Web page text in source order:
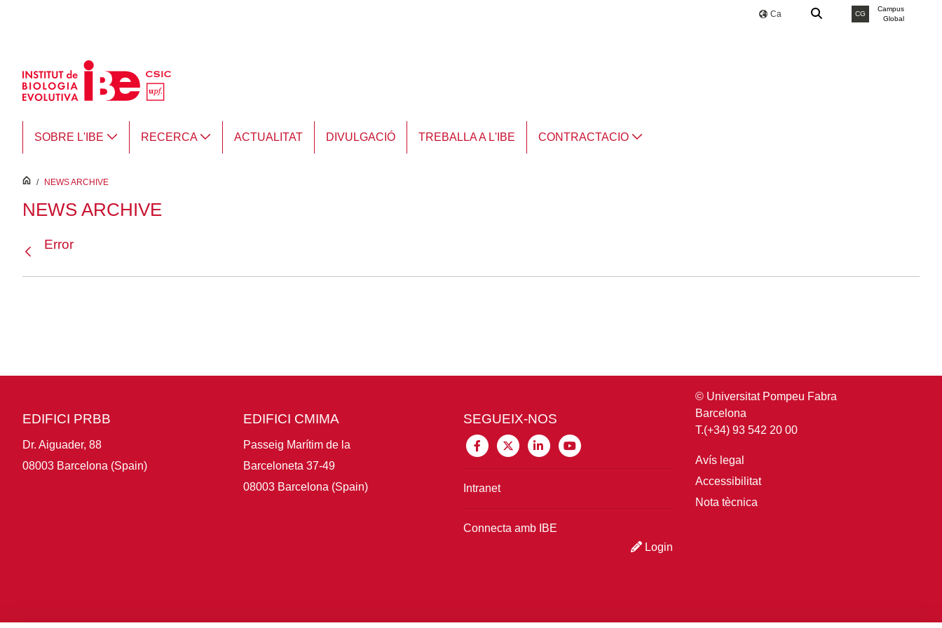
Ca CG
Campus
Global
SOBRE L'IBE RECERCA ACTUALITAT DIVULGACIÓ TREBALLA A L'IBE CONTRACTACIO
inici
/ NEWS ARCHIVE
NEWS ARCHIVE
Error
EDIFICI PRBB
Dr. Aiguader, 88
08003 Barcelona (Spain)
EDIFICI CMIMA
Passeig Marítim de la
Barceloneta 37-49
08003 Barcelona (Spain)
SEGUEIX-NOS
Intranet
Connecta amb IBE
Login
© Universitat Pompeu Fabra
Barcelona
T.(+34) 93 542 20 00
Avís legal
Accessibilitat
Nota tècnica